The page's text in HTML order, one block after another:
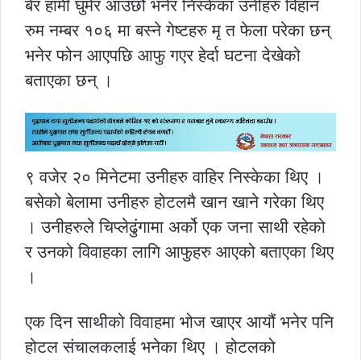
बेर हामी घुमेर आउँछौं भनेर निस्केका उनीहरु विहान
रुम नम्बर १०६ मा बस्ने गेष्टहरु मृ त फेला परेका छन्
भनेर फोन आएपछि आफु गएर हेर्दा घटना देखेको
बताएका छन् ।
९ वजेर २० मिनेटमा उनीहरु वाहिर निस्केका थिए ।
बसेको बेलामा उनीहरु होटलमै खान खाने गरेका थिए
। उनीहरुले चिप्लेढुंगामा अर्को एक जना साथी रहेको
र उनको विवाहका लागि आफुहरु आएको बताएका थिए
।
एक दिन साथीको विवाहमा भोज खाएर आयौं भनेर पनि
होटल संचालकलाई भनेका थिए । होटलको